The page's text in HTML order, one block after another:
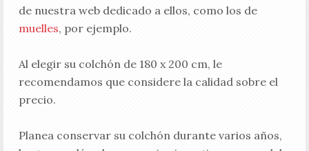
de nuestra web dedicado a ellos, como los de
muelles, por ejemplo.
Al elegir su colchón de 180 x 200 cm, le
recomendamos que considere la calidad sobre el
precio.
Planea conservar su colchón durante varios años,